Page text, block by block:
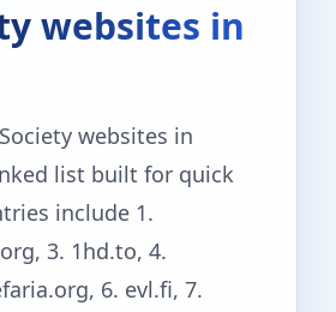
websites in
websites in
list built for quick
include 1.
3. 1hd.to, 4.
6. evl.fi, 7.